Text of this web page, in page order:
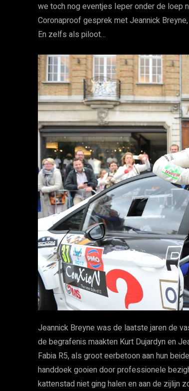
we toch nog eventjes Ieper onder de loep
Coronaproof gesprek met Jeannick
En zelfs als piloot…
Jeannick Breyne was de laatste jaren de
de begrafenis maakten Kurt Dujardyn en
Fabia R5, als groot eerbetoon aan hun
handdoek gooien door professionele
kattenstad niet ging halen en aan de zijlijn